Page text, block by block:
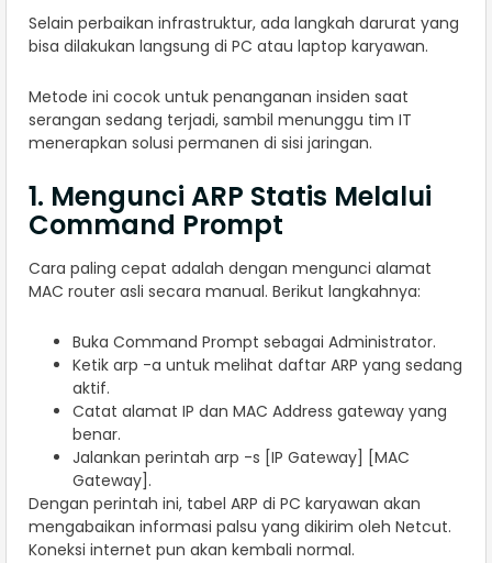
Selain perbaikan infrastruktur, ada langkah darurat yang
bisa dilakukan langsung di PC atau laptop karyawan.
Metode ini cocok untuk penanganan insiden saat
serangan sedang terjadi, sambil menunggu tim IT
menerapkan solusi permanen di sisi jaringan.
1. Mengunci ARP Statis Melalui
Command Prompt
Cara paling cepat adalah dengan mengunci alamat
MAC router asli secara manual. Berikut langkahnya:
Buka Command Prompt sebagai Administrator.
Ketik arp -a untuk melihat daftar ARP yang sedang
aktif.
Catat alamat IP dan MAC Address gateway yang
benar.
Jalankan perintah arp -s [IP Gateway] [MAC
Gateway].
Dengan perintah ini, tabel ARP di PC karyawan akan
mengabaikan informasi palsu yang dikirim oleh Netcut.
Koneksi internet pun akan kembali normal.